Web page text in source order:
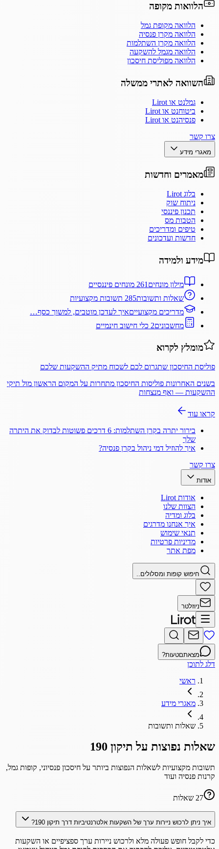
הלוואות מקופה
הלוואה מקופת גמל
הלוואה מקרן פנסיה
הלוואה מקרן השתלמות
הלוואה מגמל להשקעה
הלוואה מפוליסת חיסכון
השוואה לאתרי ממשלה
גמלנט או Lirot
ביטוחנט או Lirot
פנסיהנט או Lirot
צרו קשר
מאגרי מידע
מאמרים וחדשות
בלוג Lirot
ניתוח שוק
תכנון פיננסי
הטבות מס
טיפים ומדריכים
חדשות ועדכונים
מידע ולמידה
מילון מונחים 261 מונחים פיננסיים
שאלות ותשובות285 תשובות מקצועיות
מדריכים מקצועייםאיך לעדכן מוטבים, למשוך כסף…
מחשבונים2 כלי חישוב חינמיים
מומלץ לקרוא
פוליסת החיסכון שתגרום לכם לשכוח מתיק ההשקעות שלכם
בשנים האחרונות פוליסות החיסכון מתחרות על המקום הראשון מול תיקי
ההשקעות — ואף מנצחות
קראו עוד
בירור יתרה בקרן השתלמות: 6 דרכים פשוטות לבדוק את היתרה
שלך
איך להוזיל דמי ניהול בקרן פנסיה?
צרו קשר
אודות
אודות Lirot
הצוות שלנו
בלוג ומדיה
איך אנחנו מדרגים
תנאי שימוש
מדיניות פרטיות
מפת אתר
חיפוש קופות ומסלולים..
ניוזלטר
מצאתםטעות?
דלג לתוכן
ראשי
מאגרי מידע
שאלות ותשובות
שאלות נפוצות על תיקון 190
תשובות מקצועיות לשאלות הנפוצות ביותר על חיסכון פנסיוני, קופות גמל,
קרנות פנסיה ועוד
27 שאלות
איך ניתן לרכוש ניירות ערך של השקעות אלטרנטיביות דרך תיקון 190?
כדי לקבל חופש פעולה מלא ולרכוש ניירות ערך ספציפיים או השקעות